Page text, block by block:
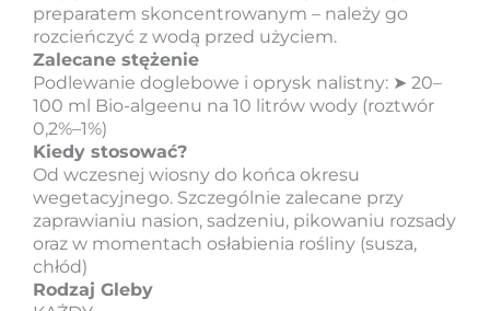
preparatem skoncentrowanym – należy go
rozcieńczyć z wodą przed użyciem.
Zalecane stężenie
Podlewanie doglebowe i oprysk nalistny: ➤ 20–
100 ml Bio-algeenu na 10 litrów wody (roztwór
0,2%–1%)
Kiedy stosować?
Od wczesnej wiosny do końca okresu
wegetacyjnego. Szczególnie zalecane przy
zaprawianiu nasion, sadzeniu, pikowaniu rozsady
oraz w momentach osłabienia rośliny (susza,
chłód)
Rodzaj Gleby